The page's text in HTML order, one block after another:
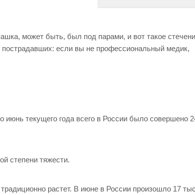
может быть, был под парами, и вот такое
пострадавших: если вы не профессиональный медик,
текущего года всего в России было совершено
степени тяжести.
растет. В июне в России произошло 17